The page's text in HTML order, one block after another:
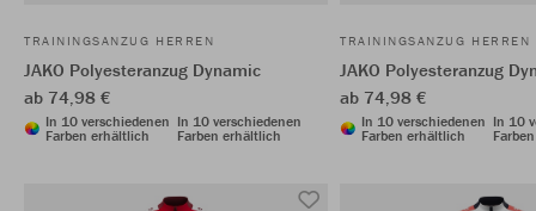
TRAININGSANZUG HERREN
JAKO Polyesteranzug Dynamic
ab 74,98 €
In 10 verschiedenen
Farben erhältlich
In 10 verschiedenen
Farben erhältlich
TRAININGSANZUG HERREN
JAKO Polyesteranzug
ab 74,98 €
In 10 verschiedenen
Farben erhältlich
In 10